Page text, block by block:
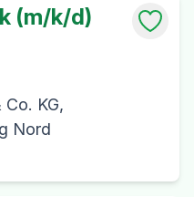
(m/k/d)
Co. KG,
Nord